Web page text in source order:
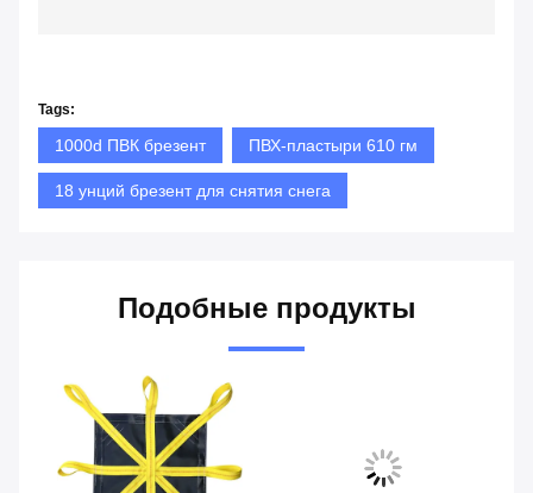
Tags:
1000d ПВК брезент ПВХ-пластыри 610 гм
18 унций брезент для снятия снега
Подобные продукты